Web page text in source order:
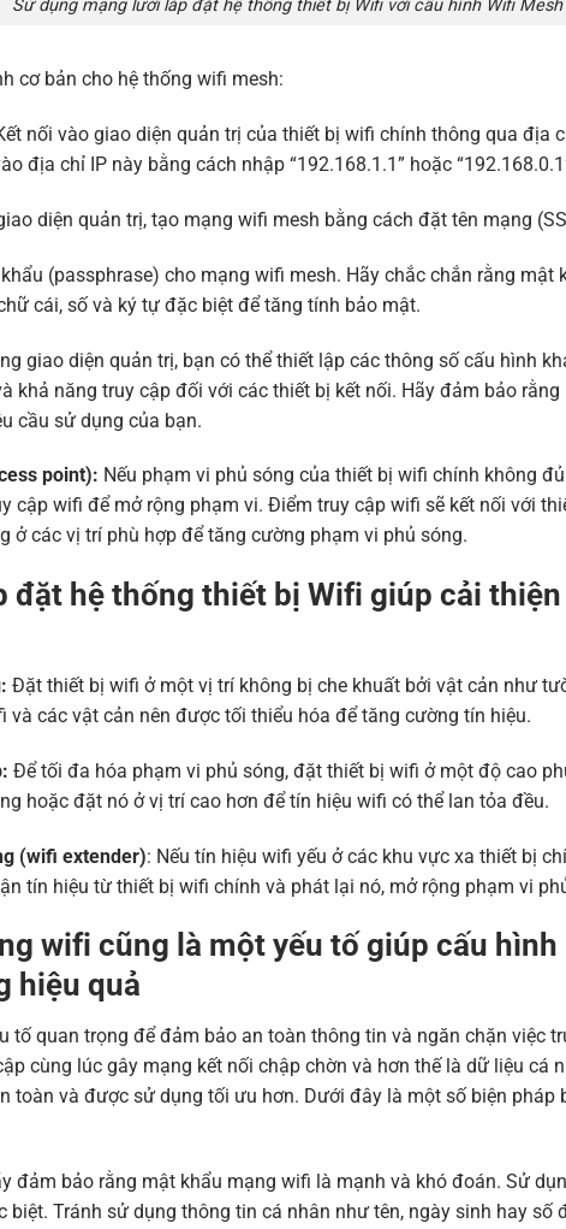
Sử dụng mạng lưới lắp đặt hệ thống thiết bị Wifi với cấu hình Wifi Mesh
cơ bản cho hệ thống wifi mesh:
nối vào giao diện quản trị của thiết bị wifi chính thông qua địa
địa chỉ IP này bằng cách nhập “192.168.1.1” hoặc
diện quản trị, tạo mạng wifi mesh bằng cách đặt tên mạng
(passphrase) cho mạng wifi mesh. Hãy chắc chắn rằng mật
cái, số và ký tự đặc biệt để tăng tính bảo mật.
giao diện quản trị, bạn có thể thiết lập các thông số cấu hình
khả năng truy cập đối với các thiết bị kết nối. Hãy đảm bảo
cầu sử dụng của bạn.
point): Nếu phạm vi phủ sóng của thiết bị wifi chính không
cập wifi để mở rộng phạm vi. Điểm truy cập wifi sẽ kết nối với
ở các vị trí phù hợp để tăng cường phạm vi phủ sóng.
đặt hệ thống thiết bị Wifi giúp cải
Đặt thiết bị wifi ở một vị trí không bị che khuất bởi vật cản như
và các vật cản nên được tối thiểu hóa để tăng cường tín hiệu.
Để tối đa hóa phạm vi phủ sóng, đặt thiết bị wifi ở một độ cao
hoặc đặt nó ở vị trí cao hơn để tín hiệu wifi có thể lan tỏa đều.
(wifi extender): Nếu tín hiệu wifi yếu ở các khu vực xa thiết bị
tín hiệu từ thiết bị wifi chính và phát lại nó, mở rộng phạm vi
wifi cũng là một yếu tố giúp cấu
hiệu quả
tố quan trọng để đảm bảo an toàn thông tin và ngăn chặn việc
cùng lúc gây mạng kết nối chập chờn và hơn thế là dữ liệu cá
toàn và được sử dụng tối ưu hơn. Dưới đây là một số biện pháp
đảm bảo rằng mật khẩu mạng wifi là mạnh và khó đoán. Sử
biệt. Tránh sử dụng thông tin cá nhân như tên, ngày sinh hay số